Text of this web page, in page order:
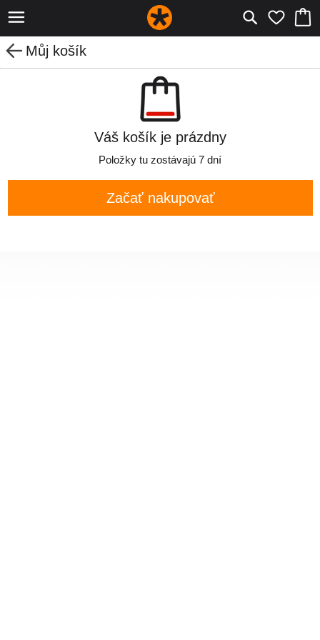
Můj košík
Váš košík je prázdny
Položky tu zostávajú 7 dní
Začať nakupovať